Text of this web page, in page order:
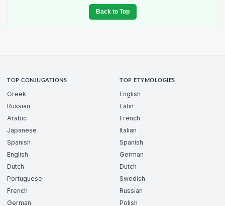
Back to Top
TOP CONJUGATIONS
Greek
Russian
Arabic
Japanese
Spanish
English
Dutch
Portuguese
French
German
TOP ETYMOLOGIES
English
Latin
French
Italian
Spanish
German
Dutch
Swedish
Russian
Polish